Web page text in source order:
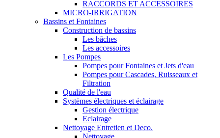
RACCORDS ET ACCESSOIRES
MICRO-IRRIGATION
Bassins et Fontaines
Construction de bassins
Les bâches
Les accessoires
Les Pompes
Pompes pour Fontaines et Jets d'eau
Pompes pour Cascades, Ruisseaux et
Filtration
Qualité de l'eau
Systèmes électriques et éclairage
Gestion électrique
Eclairage
Nettoyage Entretien et Deco.
Nettoyage